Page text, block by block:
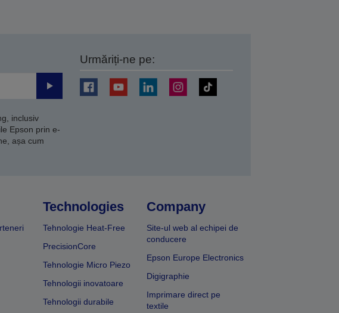
Trimiteți
inclusiv
Epson prin e-
așa cum
Urmăriți-ne pe:
Technologies
Tehnologie Heat-Free
PrecisionCore
Tehnologie Micro Piezo
Tehnologii inovatoare
Tehnologii durabile
Company
Site-ul web al echipei de
conducere
Epson Europe Electronics
Digigraphie
Imprimare direct pe
textile